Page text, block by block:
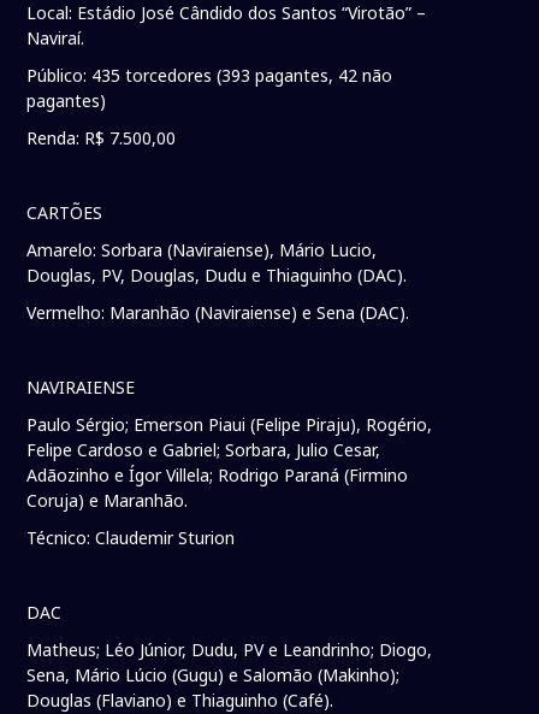
Local: Estádio José Cândido dos Santos “Virotão” –
Naviraí.
Público: 435 torcedores (393 pagantes, 42 não
pagantes)
Renda: R$ 7.500,00
CARTÕES
Amarelo: Sorbara (Naviraiense), Mário Lucio,
Douglas, PV, Douglas, Dudu e Thiaguinho (DAC).
Vermelho: Maranhão (Naviraiense) e Sena (DAC).
NAVIRAIENSE
Paulo Sérgio; Emerson Piaui (Felipe Piraju), Rogério,
Felipe Cardoso e Gabriel; Sorbara, Julio Cesar,
Adãozinho e Ígor Villela; Rodrigo Paraná (Firmino
Coruja) e Maranhão.
Técnico: Claudemir Sturion
DAC
Matheus; Léo Júnior, Dudu, PV e Leandrinho; Diogo,
Sena, Mário Lúcio (Gugu) e Salomão (Makinho);
Douglas (Flaviano) e Thiaguinho (Café).